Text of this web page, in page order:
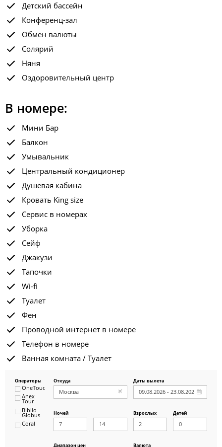
Детский бассейн
Конференц-зал
Обмен валюты
Солярий
Няня
Оздоровительный центр
В номере:
Мини Бар
Балкон
Умывальник
Центральный кондиционер
Душевая кабина
Кровать King size
Сервис в номерах
Уборка
Сейф
Джакузи
Тапочки
Wi-fi
Туалет
Фен
Проводной интернет в номере
Телефон в номере
Ванная комната / Туалет
Операторы
OneTouch&Travel
Anex
Tour
Biblio
Globus
Coral
Откуда Даты вылета
Ночей Взрослых Детей
Диапазон цен
Валюта